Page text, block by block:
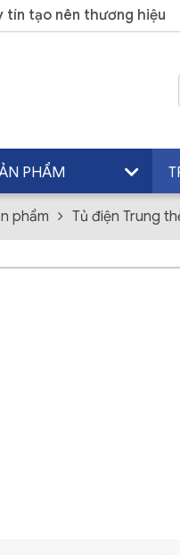
tín tạo nên thương hiệu
PHẨM
phẩm Tủ điện Trung